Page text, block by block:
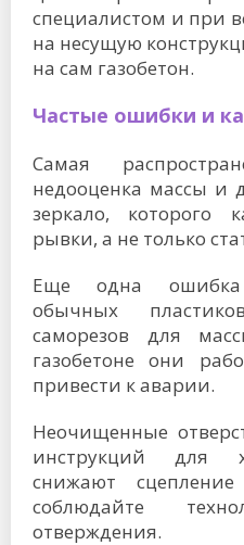
специалистом и при
на несущую
на сам газобетон.
Частые ошибки и
Самая
недооценка массы и
зеркало, которого
рывки, а не только
Еще одна
обычных
саморезов для
газобетоне они
привести к аварии.
Неочищенные
инструкций для
снижают
соблюдайте
отверждения.